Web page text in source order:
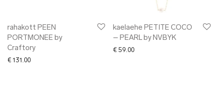
rahakott PEEN
PORTMONEE by
Craftory
€ 131.00
kaelaehe PETITE COCO
– PEARL by NVBYK
€ 59.00